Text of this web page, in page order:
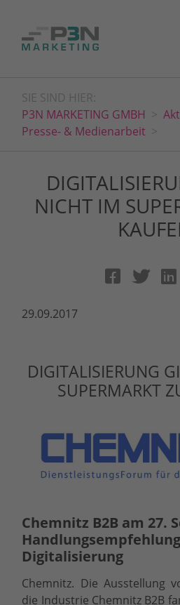
SIE SIND HIER:
P3N MARKETING GMBH
Presse- & Medienarbeit
NICHT IM
29.09.2017
DIGITALISIERUNG
SUPERMARKT
Chemnitz B2B am 27.
Digitalisierung
Chemnitz. Die Ausstellung
die Industrie Chemnitz B2B